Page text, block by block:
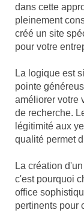
dans cette
pleinement
créé un site
pour votre
La logique est
pointe
améliorer votre
de recherche.
légitimité aux
qualité permet
La création
c'est pourquoi
office
pertinents pour